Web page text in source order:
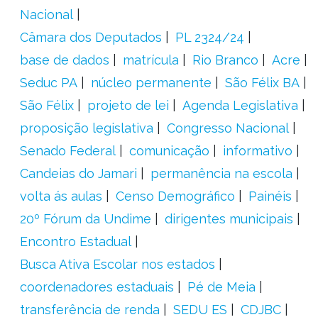
Nacional
Câmara dos Deputados
PL 2324/24
base de dados
matrícula Rio Branco
Acre
Seduc PA
núcleo permanente
São Félix BA
São Félix
projeto de lei
Agenda Legislativa
proposição legislativa
Congresso Nacional
Senado Federal
comunicação
informativo
Candeias do Jamari
permanência na escola
volta ás aulas
Censo Demográfico
Painéis
20º Fórum da Undime
dirigentes municipais
Encontro Estadual
Busca Ativa Escolar nos estados
coordenadores estaduais
Pé de Meia
transferência de renda
SEDU ES
CDJBC